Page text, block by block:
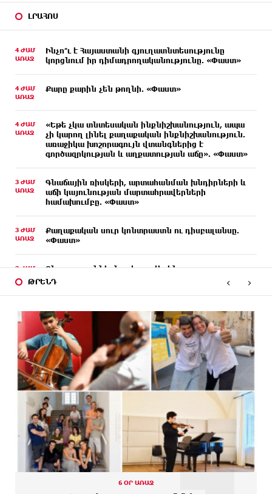
ԼՐԱՀՈՍ
4 ԺԱՄ
ԱՌԱՋ
Ինչո՞ւ է Հայաստանի գյուղատնտեսությունը
կորցնում իր դիմադրողականությունը. «Փաստ»
4 ԺԱՄ
ԱՌԱՋ
Քարը քարին չեն թողնի. «Փաստ»
4 ԺԱՄ
ԱՌԱՋ
«Եթե չկա տնտեսական ինքնիշխանություն, ապա
չի կարող լինել քաղաքական ինքնիշխանություն.
առաջիկա խոշորագույն վտանգներից է
գործազրկության և աղքատության աճը». «Փաստ»
3 ԺԱՄ
ԱՌԱՋ
Գնաճային ռիսկերի, արտահանման խնդիրների և
աճի կայունության մարտահրավերների
համախումբը. «Փաստ»
3 ԺԱՄ
ԱՌԱՋ
Քաղաքական սուր կոնտրաստն ու դիսբալանսը.
«Փաստ»
3 ԺԱՄ
Ընտրություններն ավարտվեցին,
իշխանություններին էլ ոչինչ չի հետաքրքրու՞մ.
ԱՌԱՋ
Նոր պարտքեր են ներգրավում ճեղքերը փակելու
համար. «Փաստ»
3 ԺԱՄ
ԱՌԱՋ
Անհավասարակշռության և նոր կախվածության
վտանգները. «Փաստ»
5 ԺԱՄ
ԱՌԱՋ
Ես հավատում եմ, որ «Արարարտ-Արմենիան»
ունակ է անցնել որակավորման վերջին փուլ.
Բերեզովսկի
5 ԺԱՄ
ԱՌԱՋ
Գերմանիայում ահաբեկչության գործով
քննություն է սկսվել Լայպցիգի
օդանավակայանում պայթուցիկով անօդաչու
սարք հայտնաբերելուց հետո
ԹՐԵՆԴ
6 ՕՐ ԱՌԱՋ
‹ ›